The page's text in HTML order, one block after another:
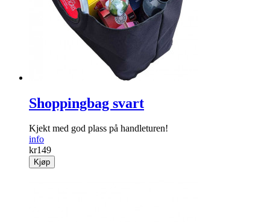
Shoppingbag svart
Kjekt med god plass på handleturen!
info
kr149
Kjøp